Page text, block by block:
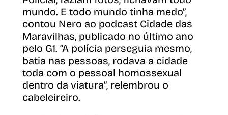
mundo. E todo mundo tinha medo”,
contou Nero ao podcast Cidade das
Maravilhas, publicado no último ano
pelo G1. “A polícia perseguia mesmo,
batia nas pessoas, rodava a cidade
toda com o pessoal homossexual
dentro da viatura”, relembrou o
cabeleireiro.